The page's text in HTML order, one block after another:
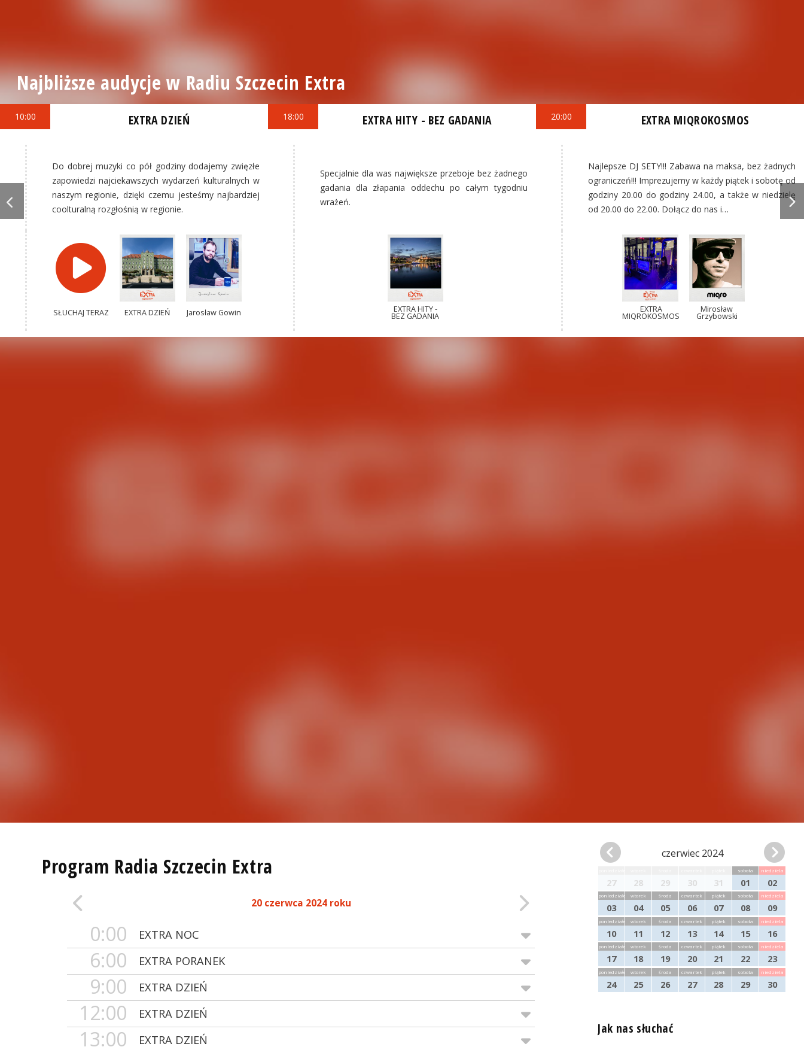
Najbliższe audycje w Radiu Szczecin Extra
10:00 EXTRA DZIEŃ
Do dobrej muzyki co pół godziny dodajemy zwięzłe
zapowiedzi najciekawszych wydarzeń kulturalnych w
naszym regionie, dzięki czemu jesteśmy najbardziej
coolturalną rozgłośnią w regionie.
SŁUCHAJ TERAZ EXTRA DZIEŃ Jarosław Gowin
18:00 EXTRA HITY - BEZ GADANIA
Specjalnie dla was największe przeboje bez żadnego
gadania dla złapania oddechu po całym tygodniu
wrażeń.
EXTRA HITY -
BEZ GADANIA
20:00 EXTRA MIQROKOSMOS
Najlepsze DJ SETY!!! Zabawa na maksa, bez żadnych
ograniczeń!!! Imprezujemy w każdy piątek i sobotę od
godziny 20.00 do godziny 24.00, a także w niedzielę
od 20.00 do 22.00. Dołącz do nas i…
EXTRA
MIQROKOSMOS
Mirosław
Grzybowski
Program Radia Szczecin Extra
20 czerwca 2024 roku
0:00 EXTRA NOC
6:00 EXTRA PORANEK
9:00 EXTRA DZIEŃ
12:00 EXTRA DZIEŃ
13:00 EXTRA DZIEŃ
czerwiec 2024
27 28 29 30 31
sobota
01
niedziela
02
poniedziałek
03
wtorek
04
środa
05
czwartek
06
piątek
07
sobota
08
niedziela
09
poniedziałek
10
wtorek
11
środa
12
czwartek
13
piątek
14
sobota
15
niedziela
16
poniedziałek
17
wtorek
18
środa
19
czwartek
20
piątek
21
sobota
22
niedziela
23
poniedziałek
24
wtorek
25
środa
26
czwartek
27
piątek
28
sobota
29
niedziela
30
Jak nas słuchać